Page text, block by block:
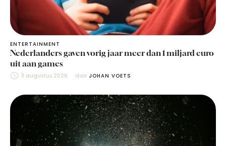
ENTERTAINMENT
Nederlanders gaven vorig jaar meer dan 1 miljard euro
uit aan games
3 augustus 2026 door JOHAN VOETS